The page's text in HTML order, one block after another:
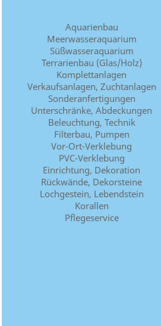
Aquarienbau
Meerwasseraquarium
Süßwasseraquarium
Terrarienbau (Glas/Holz)
Komplettanlagen
Verkaufsanlagen, Zuchtanlagen
Sonderanfertigungen
Unterschränke, Abdeckungen
Beleuchtung, Technik
Filterbau, Pumpen
Vor-Ort-Verklebung
PVC-Verklebung
Einrichtung, Dekoration
Rückwände, Dekorsteine
Lochgestein, Lebendstein
Korallen
Pflegeservice